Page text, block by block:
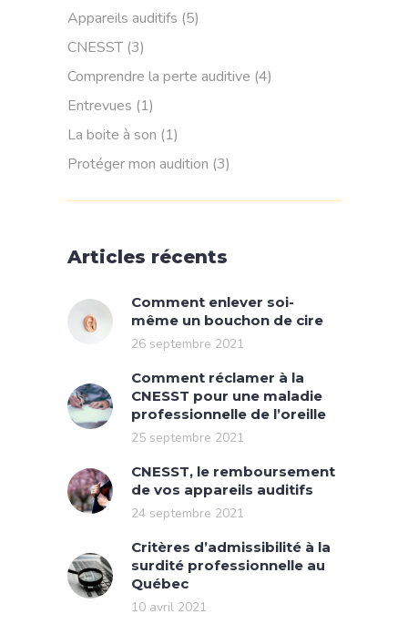
Appareils auditifs (5)
CNESST (3)
Comprendre la perte auditive (4)
Entrevues (1)
La boite à son (1)
Protéger mon audition (3)
Articles récents
Comment enlever soi-
même un bouchon de cire
26 septembre 2021
Comment réclamer à la
CNESST pour une maladie
professionnelle de l’oreille
25 septembre 2021
CNESST, le remboursement
de vos appareils auditifs
24 septembre 2021
Critères d’admissibilité à la
surdité professionnelle au
Québec
10 avril 2021